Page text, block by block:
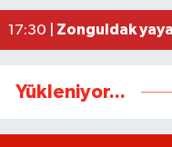
17:30 | Zonguldak
Yükleniyor...